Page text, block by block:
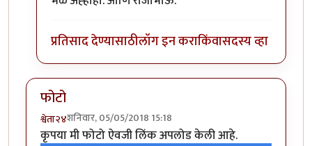
प्रतिसाद देण्यासाठीलॉग इन कराकिंवासदस्य व्हा
फोटो
श्वेता२४शनिवार, 05/05/2018 15:18
कृपया मी फोटो ऐवजी लिंक अपलोड केली आहे.